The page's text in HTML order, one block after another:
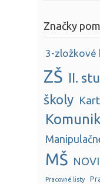
Značky
3-zložkové
ZŠ II.
školy
MŠ
Pracovné listy